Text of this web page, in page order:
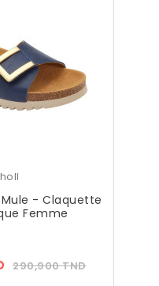
- Claquette
Femme
Prix
290,900 TNDPrix